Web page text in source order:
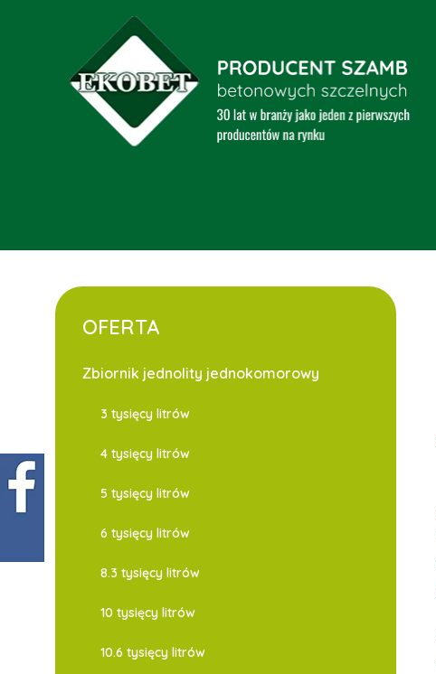
OFERTA
Zbiornik jednolity jednokomorowy
3 tysięcy litrów
4 tysięcy litrów
5 tysięcy litrów
6 tysięcy litrów
8.3 tysięcy litrów
10 tysięcy litrów
10.6 tysięcy litrów